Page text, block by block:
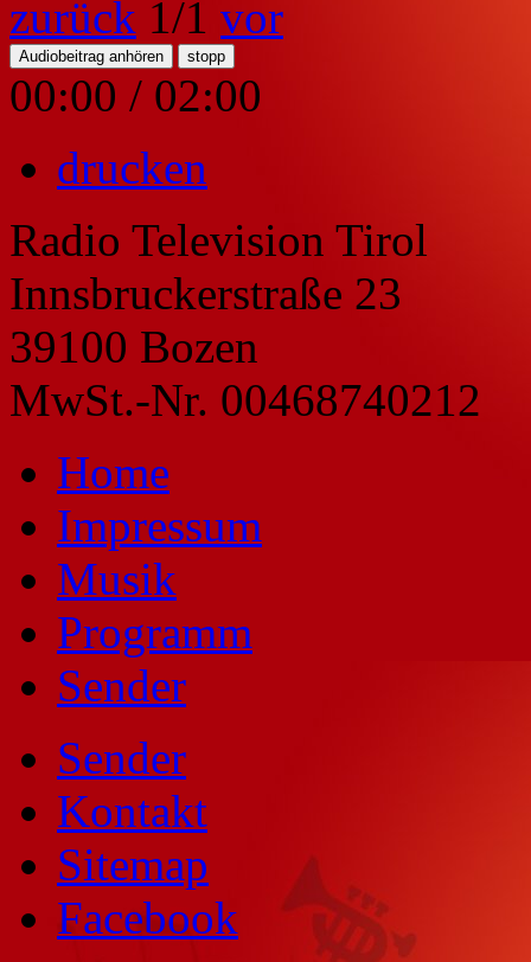
zurück 1/1 vor
Audiobeitrag anhören stopp
00:00 / 02:00
drucken
Radio Television Tirol
Innsbruckerstraße 23
39100 Bozen
MwSt.-Nr. 00468740212
Home
Impressum
Musik
Programm
Sender
Sender
Kontakt
Sitemap
Facebook